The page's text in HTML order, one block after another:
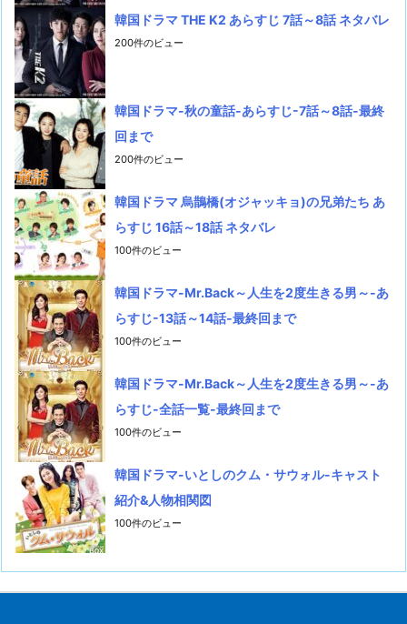
韓国ドラマ THE K2 あらすじ 7話～8話 ネタバレ
200件のビュー
韓国ドラマ-秋の童話-あらすじ-7話～8話-最終
回まで
200件のビュー
韓国ドラマ 烏鵲橋(オジャッキョ)の兄弟たち あ
らすじ 16話～18話 ネタバレ
100件のビュー
韓国ドラマ-Mr.Back～人生を2度生きる男～-あ
らすじ-13話～14話-最終回まで
100件のビュー
韓国ドラマ-Mr.Back～人生を2度生きる男～-あ
らすじ-全話一覧-最終回まで
100件のビュー
韓国ドラマ-いとしのクム・サウォル-キャスト
紹介&人物相関図
100件のビュー